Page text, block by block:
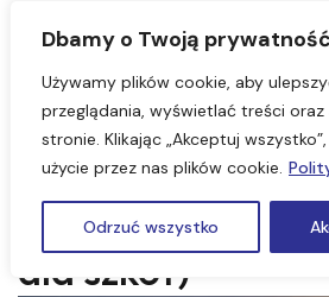
Dbamy o Twoją prywatność
Używamy plików cookie, aby
przeglądania, wyświetlać treści
stronie. Klikając „Akceptuj
użycie przez nas plików cookie.
Odrzuć wszystko
Chorzów, Bytom
Chleba 1 dzień
dla szkół)